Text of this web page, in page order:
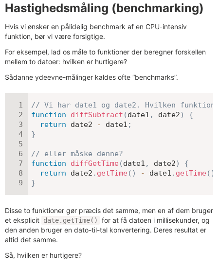
Hastighedsmåling (benchmarking)
Hvis vi ønsker en pålidelig benchmark af en CPU-intensiv
funktion, bør vi være forsigtige.
For eksempel, lad os måle to funktioner der beregner forskellen
mellem to datoer: hvilken er hurtigere?
Sådanne ydeevne-målinger kaldes ofte “benchmarks”.
// Vi har date1 og date2. Hvilken
function
diffSubtract (date1 , date2)
{
return date2 - date1 ;
}
// eller måske denne?
function
diffGetTime (date1 , date2)
{
return date2 . getTime ( ) - date1 . getTime ( )
}
Disse to funktioner gør præcis det samme, men en af dem bruger
et eksplicit date.getTime()
for at få datoen i millisekunder, og
den anden bruger en dato-til-tal konvertering. Deres resultat er
altid det samme.
Så, hvilken er hurtigere?